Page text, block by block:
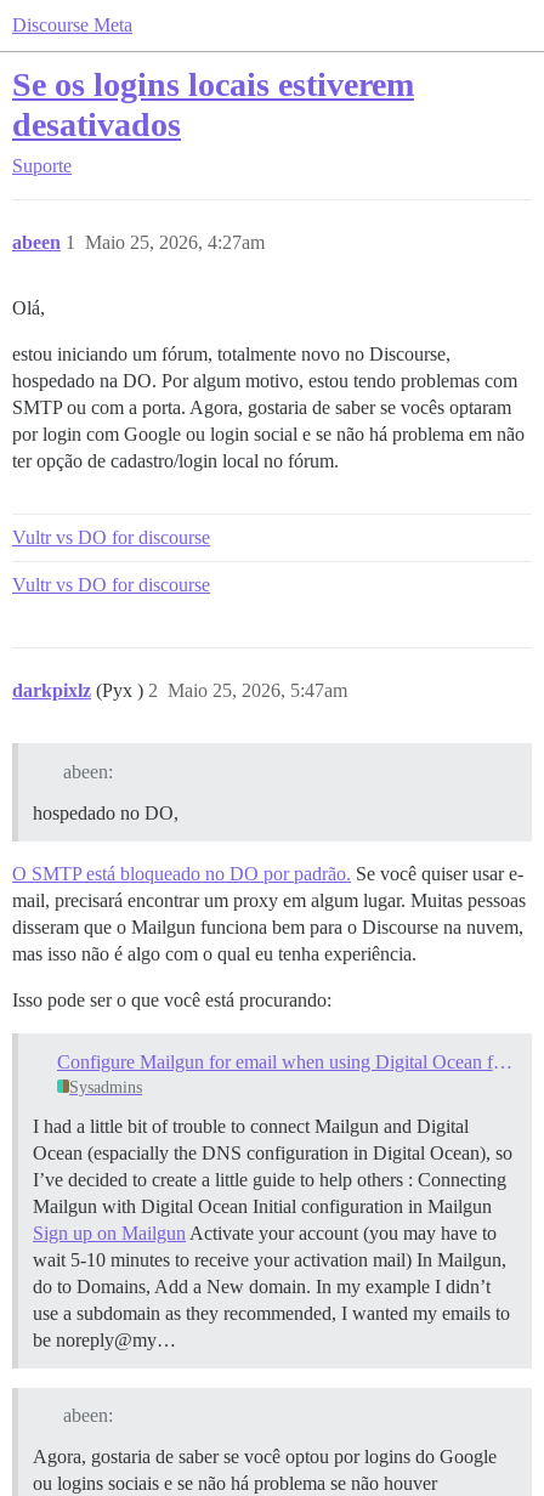
Discourse Meta
Se os logins locais estiverem
desativados
Suporte
abeen Maio 25, 2026, 4:27am
1
Olá,
estou iniciando um fórum, totalmente novo no Discourse,
hospedado na DO. Por algum motivo, estou tendo problemas com
SMTP ou com a porta. Agora, gostaria de saber se vocês optaram
por login com Google ou login social e se não há problema em não
ter opção de cadastro/login local no fórum.
Vultr vs DO for discourse
Vultr vs DO for discourse
darkpixlz (Pyx ) Maio 25, 2026, 5:47am
2
abeen:
hospedado no DO,
O SMTP está bloqueado no DO por padrão. Se você quiser usar e-
mail, precisará encontrar um proxy em algum lugar. Muitas pessoas
disseram que o Mailgun funciona bem para o Discourse na nuvem,
mas isso não é algo com o qual eu tenha experiência.
Isso pode ser o que você está procurando:
Configure Mailgun for email when using Digital Ocean for DNS
Sysadmins
I had a little bit of trouble to connect Mailgun and Digital
Ocean (espacially the DNS configuration in Digital Ocean), so
I’ve decided to create a little guide to help others : Connecting
Mailgun with Digital Ocean Initial configuration in Mailgun
Sign up on Mailgun Activate your account (you may have to
wait 5-10 minutes to receive your activation mail) In Mailgun,
do to Domains, Add a New domain. In my example I didn’t
use a subdomain as they recommended, I wanted my emails to
be noreply@my…
abeen:
Agora, gostaria de saber se você optou por logins do Google
ou logins sociais e se não há problema se não houver